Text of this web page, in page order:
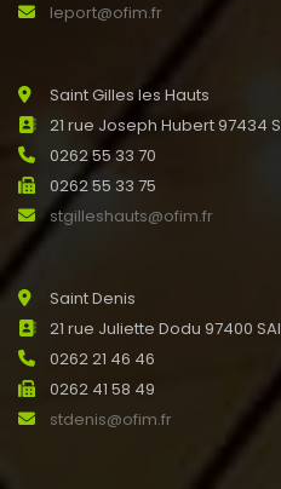
leport@ofim.fr
Saint Gilles les Hauts
21 rue Joseph Hubert 97434
0262 55 33 70
0262 55 33 75
stgilleshauts@ofim.fr
Saint Denis
21 rue Juliette Dodu 97400
0262 21 46 46
0262 41 58 49
stdenis@ofim.fr